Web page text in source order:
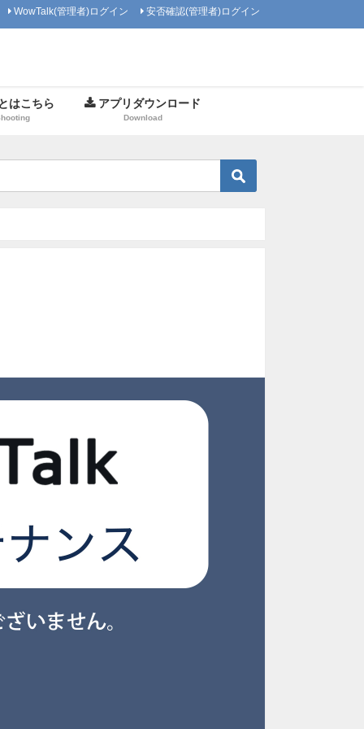
WowTalk(管理者)ログイン 安否確認(管理者)ログイン
はこちら アプリダウンロード
Download